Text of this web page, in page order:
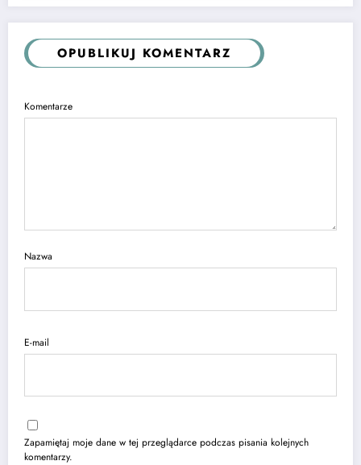
OPUBLIKUJ KOMENTARZ
Komentarze
Nazwa
E-mail
Zapamiętaj moje dane w tej przeglądarce podczas pisania kolejnych
komentarzy.